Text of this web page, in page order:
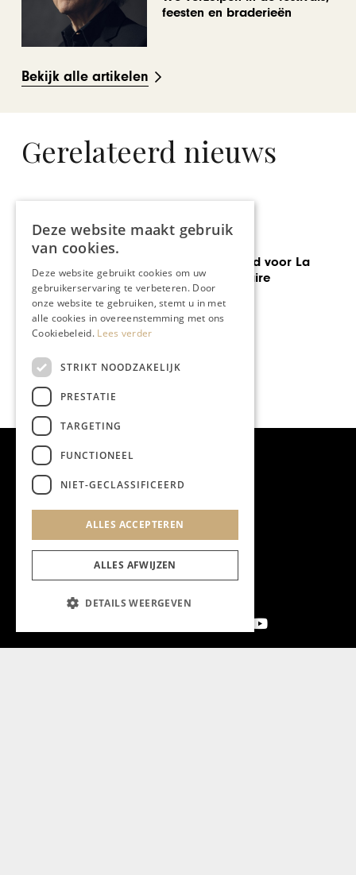
feesten en braderieën
Bekijk alle artikelen
Gerelateerd nieuws
GASTRONOMIE
Drukke maand voor La
Saison Culinaire
Deze website maakt gebruik
van cookies.
Deze website gebruikt cookies om uw
gebruikerservaring te verbeteren. Door
onze website te gebruiken, stemt u in met
alle cookies in overeenstemming met ons
Cookiebeleid. Lees verder
STRIKT NOODZAKELIJK
PRESTATIE
TARGETING
FUNCTIONEEL
NIET-GECLASSIFICEERD
ALLES ACCEPTEREN
ALLES AFWIJZEN
DETAILS WEERGEVEN